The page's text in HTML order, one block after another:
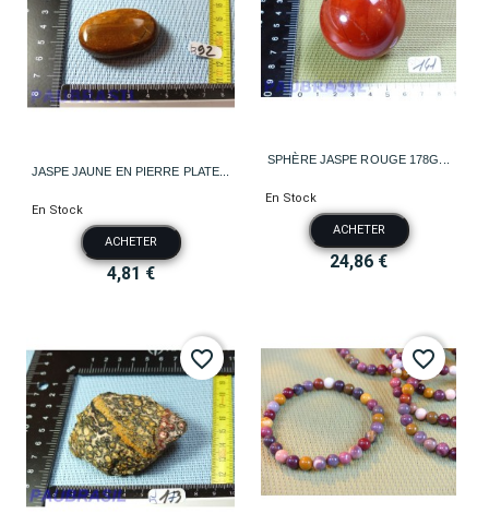
JASPE JAUNE EN PIERRE PLATE...
En Stock
ACHETER
4,81 €
SPHÈRE JASPE ROUGE 178G...
En Stock
ACHETER
24,86 €
favorite_border favorite_border